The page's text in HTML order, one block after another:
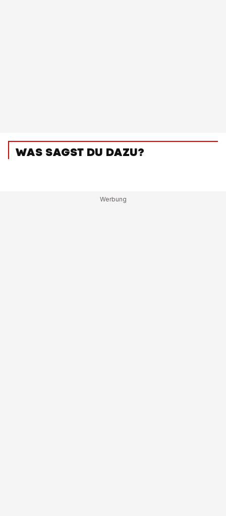
WAS SAGST DU DAZU?